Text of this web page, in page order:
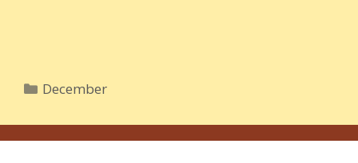
Kategória
December